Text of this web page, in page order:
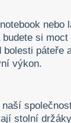
nebo
si
bolesti páteře
výkon.
stolní